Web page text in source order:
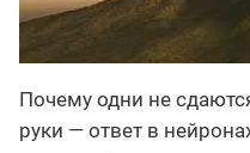
Почему одни не
руки — ответ в